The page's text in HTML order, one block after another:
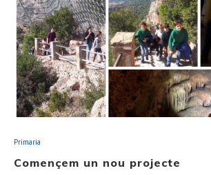
Primaria
Començem un nou projecte